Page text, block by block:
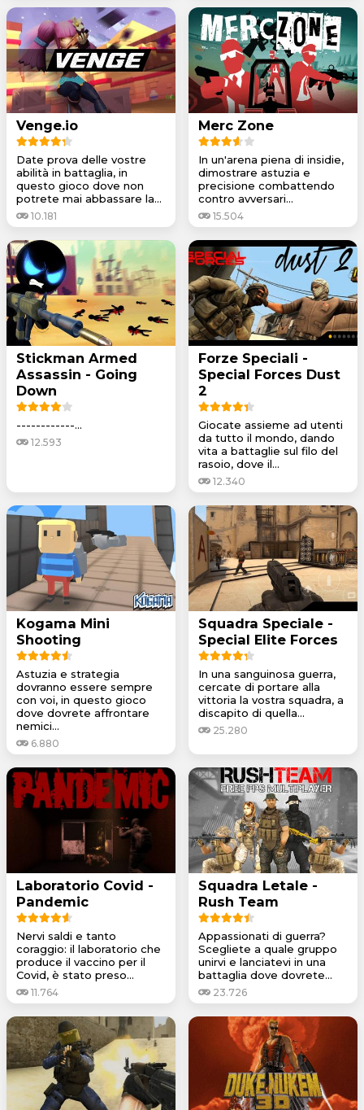
Venge.io
Date prova delle vostre
abilità in battaglia, in
questo gioco dove non
potrete mai abbassare la...
10.181
Merc Zone
In un'arena piena di insidie,
dimostrare astuzia e
precisione combattendo
contro avversari...
15.504
Stickman Armed
Assassin - Going
Down
------------...
12.593
Forze Speciali -
Special Forces Dust
2
Giocate assieme ad utenti
da tutto il mondo, dando
vita a battaglie sul filo del
rasoio, dove il...
12.340
Kogama Mini
Shooting
Astuzia e strategia
dovranno essere sempre
con voi, in questo gioco
dove dovrete affrontare
nemici...
6.880
Squadra Speciale -
Special Elite Forces
In una sanguinosa guerra,
cercate di portare alla
vittoria la vostra squadra, a
discapito di quella...
25.280
Laboratorio Covid -
Pandemic
Nervi saldi e tanto
coraggio: il laboratorio che
produce il vaccino per il
Covid, è stato preso...
11.764
Squadra Letale -
Rush Team
Appassionati di guerra?
Scegliete a quale gruppo
unirvi e lanciatevi in una
battaglia dove dovrete...
23.726